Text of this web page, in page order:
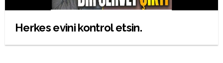
Herkes evini kontrol etsin.